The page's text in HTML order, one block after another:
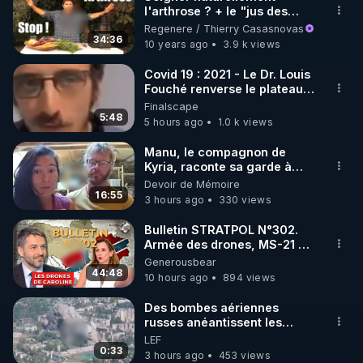
🌱 INSTAGRAM
https://www.instagram.com/rdlr_thierrycasasnovas/
http://rgnr.li/instagram
🌱 LA NEWSLETTER
Pour ne pas rater l’actualité RGNR (stages,
http://rgnr.li/news
🌱 VIDÉOS NON CENSURÉES SUR ODYSEE
Toutes les vidéos Youtube sont aussi sur la
http://rgnr.li/odysee
🌱 LES STAGES EN PRÉSENTIEL
http://rgnr.li/stages
34:36
l'arthrose ? + le "jus des
cartilages"
Regenere / Thierry Casasnovas
10 years ago
3.9 k views
5:48
Covid 19 : 2021 - Le Dr. Louis
Fouché renverse le plateau
de CNews !
Finalscape
5 hours ago
1.0 k views
16:55
Manu, le compagnon de
Kyria, raconte sa garde à
vue musclée. PARTAGEZ!
Devoir de Mémoire
3 hours ago
330 views
44:48
Bulletin STRATPOL N°302.
Armée des drones, MS-21 en
série, missiles coréens.
07.08.2026.
Generousbear
10 hours ago
894 views
0:33
Des bombes aériennes
russes anéantissent les
centres de contrôle de
drones de 3 brigades
LEF
3 hours ago
453 views